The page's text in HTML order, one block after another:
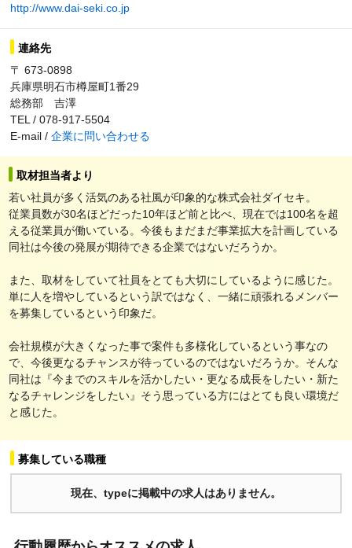
http://www.dai-seki.co.jp
連絡先
〒 673-0898
兵庫県明石市樽屋町1番29
総務部 吉澤
TEL / 078-917-5504
E-mail / 企業に問い合わせる
取材担当者より
若い社員が多く活気のある社風が印象的な株式会社ダイセキ。
従業員数が30名ほどだった10年ほど前と比べ、現在では100名を超
える従業員が働いている。今後もまだまだ事業拡大を計画している
同社は今後の発展が期待できる企業ではないだろうか。
また、取材をしていて社員をとても大切にしているように感じた。
単に人を増やしているという訳ではなく、一緒に頑張れるメンバー
を募集しているという印象だ。
会社規模が大きくなった事で案件も多様化しているという事なの
で、今後更なるチャンスが待っているのではないだろうか。そんな
同社は『今までのスキルを活かしたい・更なる成長をしたい・新た
なるチャレンジをしたい』そう思っている方にはとても良い環境だ
と感じた。
募集している職種
現在、typeに掲載中の求人はありません。